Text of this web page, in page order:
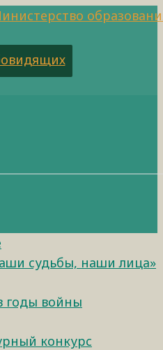
судьбы, наши лица»
годы войны
конкурс